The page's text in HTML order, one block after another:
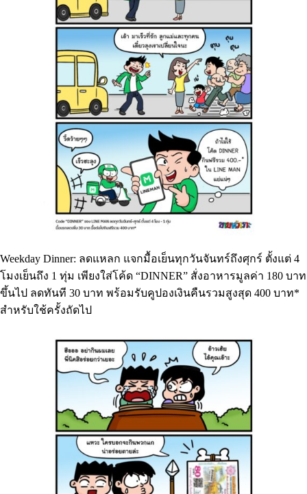
Weekday Dinner: ลดแหลก แจกมื้อเย็นทุกวันจันทร์ถึงศุกร์ ตั้งแต่ 4
โมงเย็นถึง 1 ทุ่ม เพียงใส่โค้ด “DINNER” สั่งอาหารมูลค่า 180 บาท
ขึ้นไป ลดทันที 30 บาท พร้อมรับคูปองเงินคืนรวมสูงสุด 400 บาท*
สำหรับใช้ครั้งถัดไป